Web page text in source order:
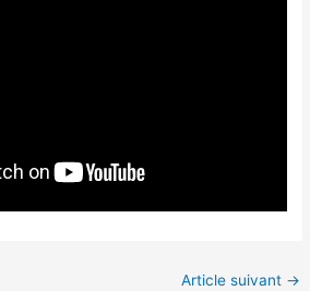
Article suivant →